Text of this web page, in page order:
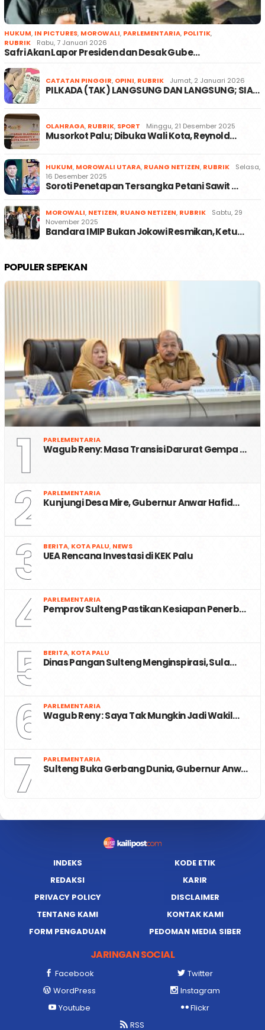
HUKUM, IN PICTURES, MOROWALI, PARLEMENTARIA, POLITIK,
RUBRIK
Rabu, 7 Januari 2026
Safri Akan Lapor Presiden dan Desak Gube…
CATATAN PINGGIR, OPINI, RUBRIK Jumat, 2 Januari 2026
PILKADA (TAK) LANGSUNG DAN LANGSUNG; SIA…
OLAHRAGA, RUBRIK, SPORT Minggu, 21 Desember 2025
Musorkot Palu; Dibuka Wali Kota, Reynold…
HUKUM, MOROWALI UTARA, RUANG NETIZEN, RUBRIK
Selasa,
16 Desember 2025
Soroti Penetapan Tersangka Petani Sawit …
MOROWALI, NETIZEN, RUANG NETIZEN, RUBRIK
Sabtu, 29
November 2025
Bandara IMIP Bukan Jokowi Resmikan, Ketu…
POPULER SEPEKAN
1 PARLEMENTARIA
Wagub Reny: Masa Transisi Darurat Gempa …
2 PARLEMENTARIA
Kunjungi Desa Mire, Gubernur Anwar Hafid…
3 BERITA, KOTA PALU, NEWS
UEA Rencana Investasi di KEK Palu
4 PARLEMENTARIA
Pemprov Sulteng Pastikan Kesiapan Penerb…
5 BERITA, KOTA PALU
Dinas Pangan Sulteng Menginspirasi, Sula…
6 PARLEMENTARIA
Wagub Reny : Saya Tak Mungkin Jadi Wakil…
7 PARLEMENTARIA
Sulteng Buka Gerbang Dunia, Gubernur Anw…
INDEKS
KODE ETIK
REDAKSI
KARIR
PRIVACY POLICY
DISCLAIMER
TENTANG KAMI
KONTAK KAMI
FORM PENGADUAN
PEDOMAN MEDIA SIBER
JARINGAN SOCIAL
Facebook
Twitter
WordPress
Instagram
Youtube
Flickr
RSS